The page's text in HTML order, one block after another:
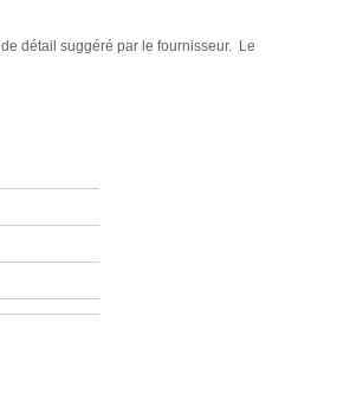
détail suggéré par le fournisseur. Le